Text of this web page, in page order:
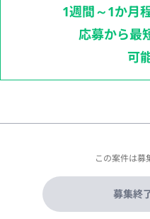
1週間～1か月
応募から最
可
この案件は募
募集終